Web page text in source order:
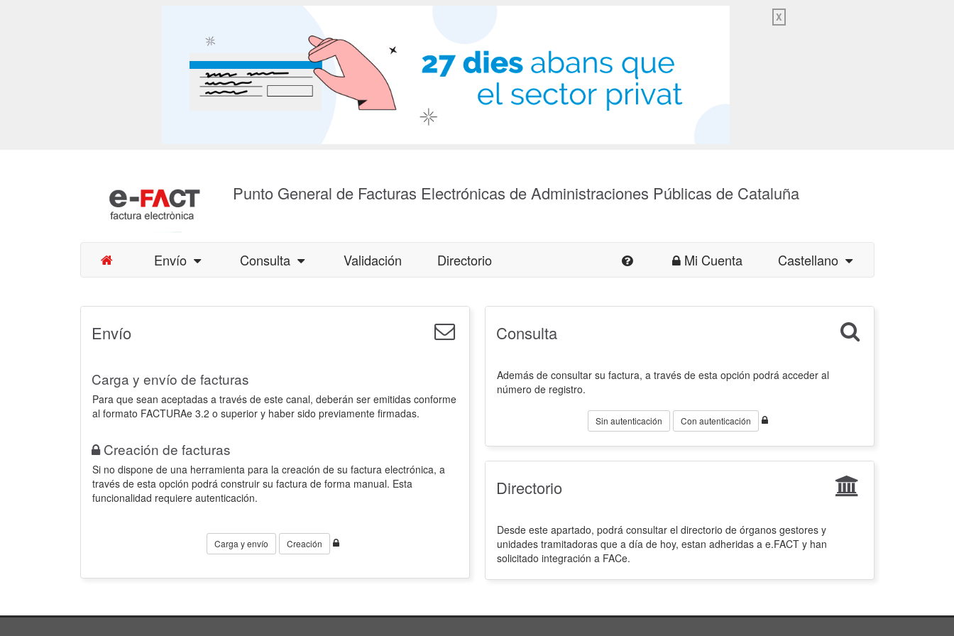
X
Punto General de Facturas Electrónicas de Administraciones Públicas de Cataluña
Envío Consulta Validación Directorio Mi Cuenta Castellano
Envío
Carga y envío de facturas
Para que sean aceptadas a través de este canal, deberán ser emitidas conforme
al formato FACTURAe 3.2 o superior y haber sido previamente firmadas.
Creación de facturas
Si no dispone de una herramienta para la creación de su factura electrónica, a
través de esta opción podrá construir su factura de forma manual. Esta
funcionalidad requiere autenticación.
Carga y envío Creación
Consulta
Además de consultar su factura, a través de esta opción podrá acceder al
número de registro.
Sin autenticación Con autenticación
Directorio
Desde este apartado, podrá consultar el directorio de órganos gestores y
unidades tramitadoras que a día de hoy, estan adheridas a e.FACT y han
solicitado integración a FACe.